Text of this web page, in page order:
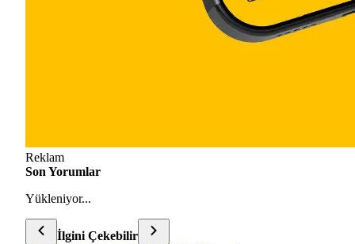
Reklam
Son Yorumlar
Yükleniyor...
İlgini Çekebilir